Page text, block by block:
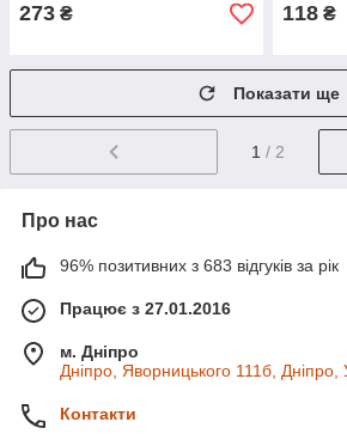
273 ₴ 118 ₴
Показати ще
1 / 2
Про нас
96% позитивних з 683 відгуків за рік
Працює з 27.01.2016
м. Дніпро
Дніпро, Яворницького 111б, Дніпро,
Контакти